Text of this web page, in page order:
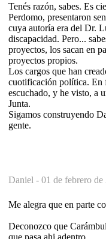
Tenés razón, sabes. Es
Perdomo, presentaron
cuya autoría era del Dr.
discapacidad. Pero...
proyectos, los sacan en
proyectos propios.
Los cargos que han
cuotificación política. En
escuchado, y he visto, a
Junta.
Sigamos construyendo
gente.
Daniel - 01 de febrero
Me alegra que en parte
Deconozco que
que pasa ahi adentro.